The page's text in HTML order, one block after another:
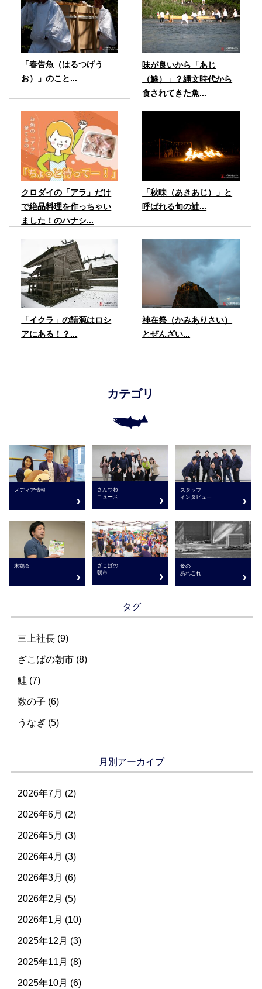
「春告魚（はるつげう
お）」のこと...
味が良いから「あじ
（鯵）」？縄文時代から
食されてきた魚...
クロダイの「アラ」だけ
で絶品料理を作っちゃい
ました！のハナシ...
「秋味（あきあじ）」と
呼ばれる旬の鮭...
「イクラ」の語源はロシ
アにある！？...
神在祭（かみありさい）
とぜんざい...
カテゴリ
メディア情報
さんつね
ニュース
スタッフ
インタビュー
木鶏会
ざこばの
朝市
食の
あれこれ
タグ
三上社長 (9)
ざこばの朝市 (8)
鮭 (7)
数の子 (6)
うなぎ (5)
月別アーカイブ
2026年7月 (2)
2026年6月 (2)
2026年5月 (3)
2026年4月 (3)
2026年3月 (6)
2026年2月 (5)
2026年1月 (10)
2025年12月 (3)
2025年11月 (8)
2025年10月 (6)